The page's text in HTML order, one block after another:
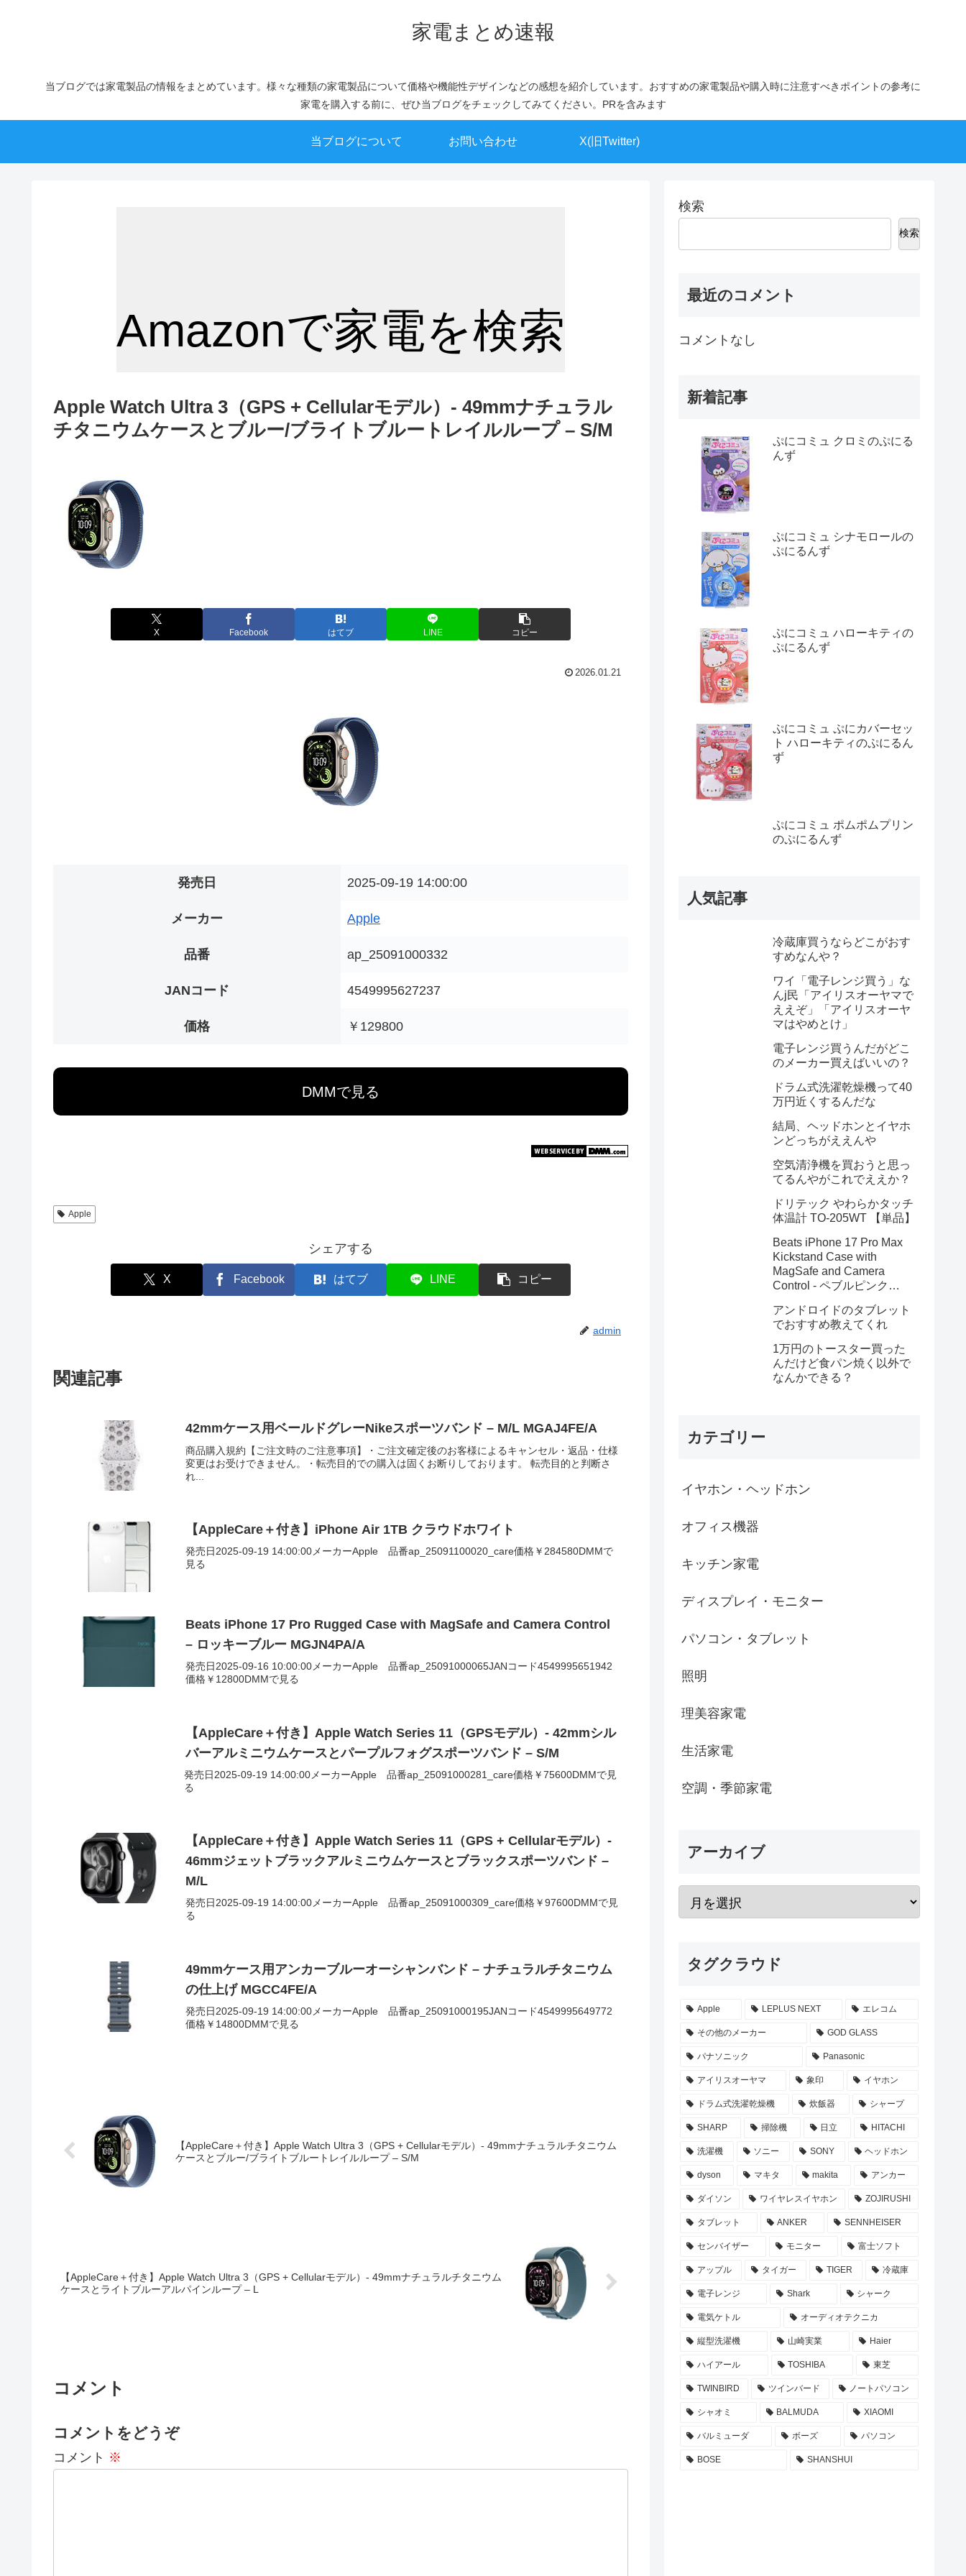
家電まとめ速報
当ブログでは家電製品の情報をまとめています。様々な種類の家電製品について価格や機能性デザインなどの感想を紹介しています。おすすめの家電製品や購入時に注意すべきポイントの参考に
家電を購入する前に、ぜひ当ブログをチェックしてみてください。PRを含みます
当ブログについて お問い合わせ X(旧Twitter)
Amazonで家電を検索
Apple Watch Ultra 3（GPS + Cellularモデル）- 49mmナチュラル
チタニウムケースとブルー/ブライトブルートレイルループ – S/M
X Facebook はてブ LINE コピー
2026.01.21
発売日 2025-09-19 14:00:00
メーカー Apple
品番 ap_25091000332
JANコード 4549995627237
価格 ￥129800
DMMで見る
Apple
シェアする
X Facebook はてブ LINE コピー
admin
関連記事
42mmケース用ベールドグレーNikeスポーツバンド – M/L MGAJ4FE/A
商品購入規約【ご注文時のご注意事項】・ご注文確定後のお客様によるキャンセル・返品・仕様
変更はお受けできません。・転売目的での購入は固くお断りしております。 転売目的と判断さ
れ...
【AppleCare＋付き】iPhone Air 1TB クラウドホワイト
発売日2025-09-19 14:00:00メーカーApple 品番ap_25091100020_care価格￥284580DMMで
見る
Beats iPhone 17 Pro Rugged Case with MagSafe and Camera Control
– ロッキーブルー MGJN4PA/A
発売日2025-09-16 10:00:00メーカーApple 品番ap_25091000065JANコード4549995651942
価格￥12800DMMで見る
【AppleCare＋付き】Apple Watch Series 11（GPSモデル）- 42mmシル
バーアルミニウムケースとパープルフォグスポーツバンド – S/M
発売日2025-09-19 14:00:00メーカーApple 品番ap_25091000281_care価格￥75600DMMで見
る
【AppleCare＋付き】Apple Watch Series 11（GPS + Cellularモデル）-
46mmジェットブラックアルミニウムケースとブラックスポーツバンド –
M/L
発売日2025-09-19 14:00:00メーカーApple 品番ap_25091000309_care価格￥97600DMMで見
る
49mmケース用アンカーブルーオーシャンバンド – ナチュラルチタニウム
の仕上げ MGCC4FE/A
発売日2025-09-19 14:00:00メーカーApple 品番ap_25091000195JANコード4549995649772
価格￥14800DMMで見る
【AppleCare＋付き】Apple Watch Ultra 3（GPS + Cellularモデル）- 49mmナチュラルチタニウム
ケースとブルー/ブライトブルートレイルループ – S/M
【AppleCare＋付き】Apple Watch Ultra 3（GPS + Cellularモデル）- 49mmナチュラルチタニウム
ケースとライトブルーアルパインループ – L
コメント
コメントをどうぞ
コメント ※
検索
検索
最近のコメント
コメントなし
新着記事
ぷにコミュ クロミのぷにる
んず
ぷにコミュ シナモロールの
ぷにるんず
ぷにコミュ ハローキティの
ぷにるんず
ぷにコミュ ぷにカバーセッ
ト ハローキティのぷにるん
ず
ぷにコミュ ポムポムプリン
のぷにるんず
人気記事
冷蔵庫買うならどこがおす
すめなんや？
ワイ「電子レンジ買う」な
んj民「アイリスオーヤマで
ええぞ」「アイリスオーヤ
マはやめとけ」
電子レンジ買うんだがどこ
のメーカー買えばいいの？
ドラム式洗濯乾燥機って40
万円近くするんだな
結局、ヘッドホンとイヤホ
ンどっちがええんや
空気清浄機を買おうと思っ
てるんやがこれでええか？
ドリテック やわらかタッチ
体温計 TO-205WT 【単品】
Beats iPhone 17 Pro Max
Kickstand Case with
MagSafe and Camera
Control - ペブルピンク
アンドロイドのタブレット
でおすすめ教えてくれ
1万円のトースター買った
んだけど食パン焼く以外で
なんかできる？
カテゴリー
イヤホン・ヘッドホン
オフィス機器
キッチン家電
ディスプレイ・モニター
パソコン・タブレット
照明
理美容家電
生活家電
空調・季節家電
アーカイブ
タグクラウド
Apple LEPLUS NEXT エレコム
その他のメーカー GOD GLASS
パナソニック Panasonic
アイリスオーヤマ 象印 イヤホン
ドラム式洗濯乾燥機 炊飯器 シャープ
SHARP 掃除機 日立 HITACHI
洗濯機 ソニー SONY ヘッドホン
dyson マキタ makita アンカー
ダイソン ワイヤレスイヤホン ZOJIRUSHI
タブレット ANKER SENNHEISER
センバイザー モニター 富士ソフト
アップル タイガー TIGER 冷蔵庫
電子レンジ Shark シャーク
電気ケトル オーディオテクニカ
縦型洗濯機 山崎実業 Haier
ハイアール TOSHIBA 東芝
TWINBIRD ツインバード ノートパソコン
シャオミ BALMUDA XIAOMI
バルミューダ ボーズ パソコン
BOSE SHANSHUI